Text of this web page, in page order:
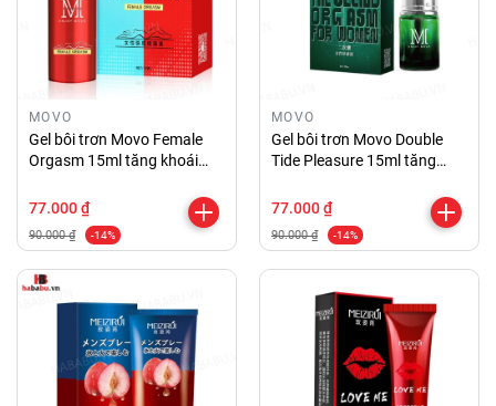
MOVO
Gel bôi trơn Movo Female
Orgasm 15ml tăng khoái
77.000 ₫
90.000 ₫ -14%
MOVO
Gel bôi trơn Movo Double
Tide Pleasure 15ml tăng
77.000 ₫
90.000 ₫ -14%